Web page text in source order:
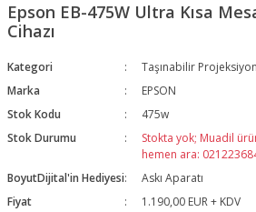
Epson EB-475W Ultra Kısa
Cihazı
Kategori
Taşınabilir Projeksiyon
Marka
EPSON
Stok Kodu
475w
Stok Durumu
Stokta yok; Muadil
hemen ara:
BoyutDijital'in Hediyesi
Askı Aparatı
Fiyat
1.190,00 EUR + KDV